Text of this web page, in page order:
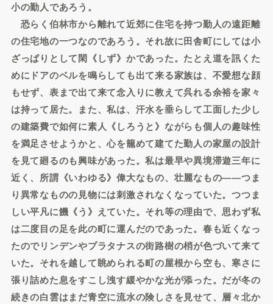
小の勤人であろう。
恐らく伯林市から離れて近郊に住宅を持つ勤人の遠距離
の住宅地の一つなのであろう。それ故に田舎町にしては小
ざっぱりとして閑《しず》かであった。たとえ道を訊くた
めにドアのベルを鳴らしても出て来る家族は、不愛想な顔
もせず、表まで出て来て念入りに教えて呉れる余裕を家々
は持って居た。また、私は、汗水を垂らして工面した少し
の建築費で如何に素人《しろうと》ながらも個人の趣味性
を満足させようかと、心を籠めて建てた勤人の家屋の設計
を見て廻るのも興味があった。私は最早や異境滞遊三年に
近く、所謂《いわゆる》偉大なもの、壮麗なもの――つま
り異常なものの見物には刺激されなくなっていた。つつま
しい平凡に饑《う》えていた。それ等の理由で、思わず私
は二度目の足を此の町に運んだのであった。春も近くなっ
たのでリンデンやプラタナスの街路樹の梢が色づいて来て
いた。それを越して眺められる町の屋根から空も、寒さに
張り詰めた息をすこし洩す緩やかな光が添った。だが冬の
続きの白雲はまだ青空に流水の険しさを見せて、層々北か